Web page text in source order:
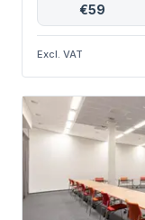
€59
Excl. VAT